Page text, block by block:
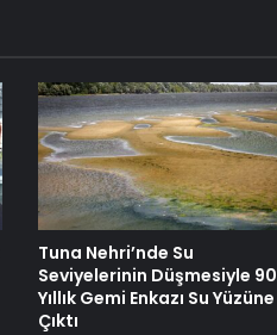
Tuna Nehri’nde Su
Seviyelerinin Düşmesiyle 90
Yıllık Gemi Enkazı Su Yüzüne
Çıktı